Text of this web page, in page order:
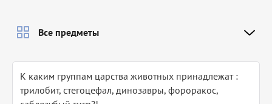
К каким группам царства животных принадлежат :
трилобит, стегоцефал, динозавры, фороракос,
Все предметы